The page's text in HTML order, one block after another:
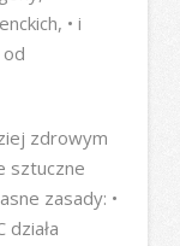
• i
zdrowym
sztuczne
zasady: •
działa